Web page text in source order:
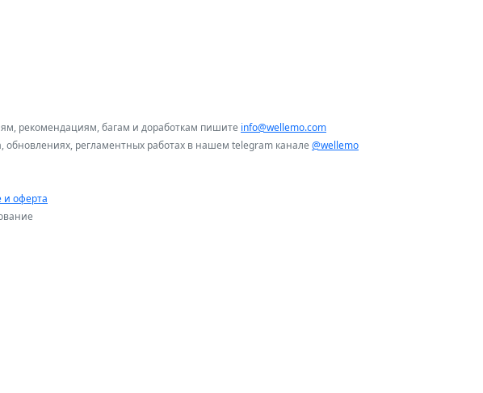
рекомендациям, багам и доработкам пишите info@wellemo.com
обновлениях, регламентных работах в нашем telegram канале @wellemo
и оферта